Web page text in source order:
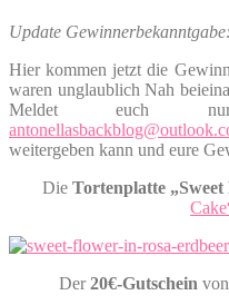
Update Gewinnerbekanntgabe:
Hier kommen jetzt die
waren unglaublich Nah
Meldet euch
weitergeben kann und eure
DieTortenplatte „Sweet
Der20€-Gutschein von